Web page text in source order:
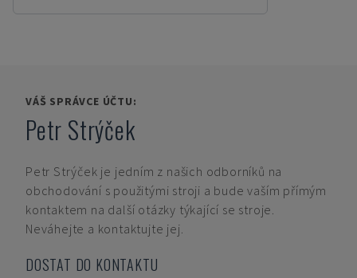
VÁŠ SPRÁVCE ÚČTU:
Petr Strýček
Petr Strýček je jedním z našich odborníků na
obchodování s použitými stroji a bude vaším přímým
kontaktem na další otázky týkající se stroje.
Neváhejte a kontaktujte jej.
DOSTAT DO KONTAKTU